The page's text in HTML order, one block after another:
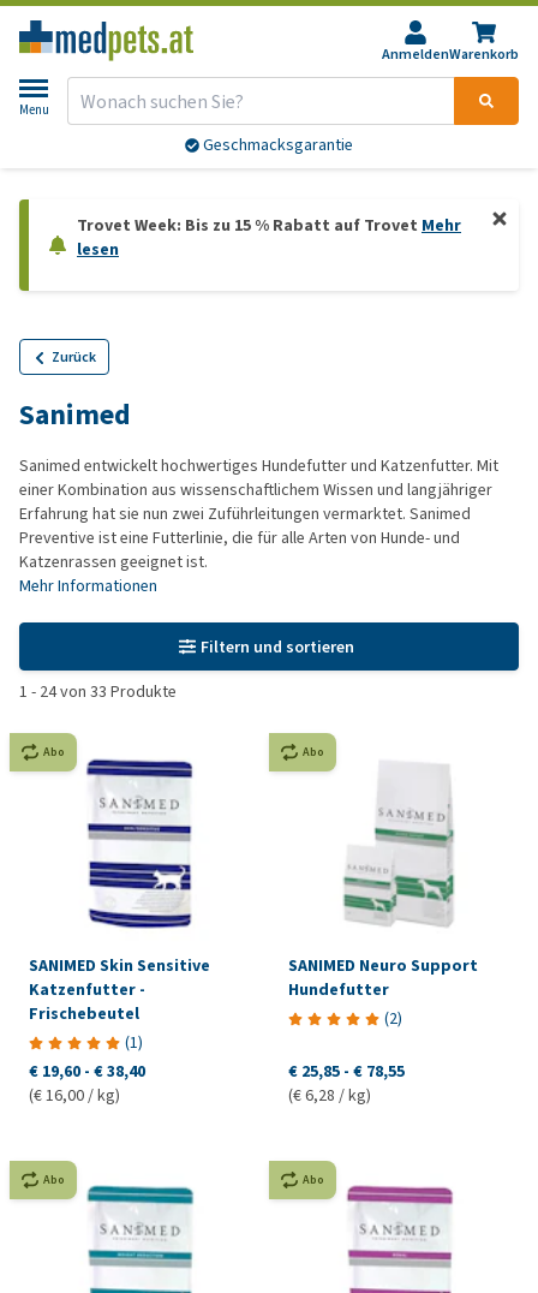
AnmeldenWarenkorb
Menu
Geschmacksgarantie
Trovet Week: Bis zu 15 % Rabatt auf Trovet Mehr
lesen
Zurück
Sanimed
Sanimed entwickelt hochwertiges Hundefutter und Katzenfutter. Mit
einer Kombination aus wissenschaftlichem Wissen und langjähriger
Erfahrung hat sie nun zwei Zuführleitungen vermarktet. Sanimed
Preventive ist eine Futterlinie, die für alle Arten von Hunde- und
Katzenrassen geeignet ist.
Mehr Informationen
Filtern und sortieren
1 - 24von 33 Produkte
Abo
SANIMED Skin Sensitive
Katzenfutter -
Frischebeutel
(1)
€ 19,60 - € 38,40
(€ 16,00 / kg)
Abo
SANIMED Neuro Support
Hundefutter
(2)
€ 25,85 - € 78,55
(€ 6,28 / kg)
Abo Abo